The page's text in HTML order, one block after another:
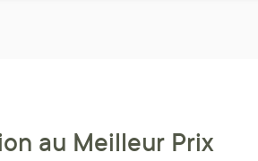
au Meilleur Prix